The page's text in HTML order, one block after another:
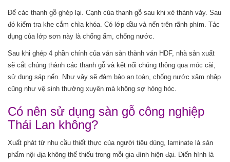
Để các thanh gỗ ghép lại. Cạnh của thanh gỗ sau khi xẻ thành vảy. Sau
đó kiểm tra khe cắm chìa khóa. Có lớp dầu và nến trên rãnh phím. Tác
dụng của lớp sơn này là chống ẩm, chống nước.
Sau khi ghép 4 phần chính của ván sàn thành ván HDF, nhà sản xuất
sẽ cắt chúng thành các thanh gỗ và kết nối chúng thông qua móc cài,
sử dụng sáp nến. Như vậy sẽ đảm bảo an toàn, chống nước xâm nhập
cũng như vệ sinh thường xuyên mà không sợ hỏng hóc.
Có nên sử dụng sàn gỗ công nghiệp
Thái Lan không?
Xuất phát từ nhu cầu thiết thực của người tiêu dùng, laminate là sản
phẩm nội địa không thể thiếu trong mỗi gia đình hiện đại. Điển hình là